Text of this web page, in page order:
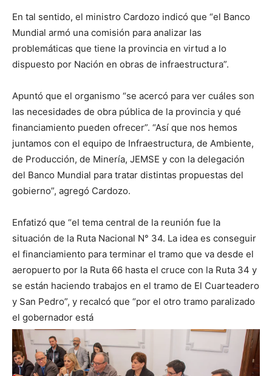
En tal sentido, el ministro Cardozo indicó que “el Banco
Mundial armó una comisión para analizar las
problemáticas que tiene la provincia en virtud a lo
dispuesto por Nación en obras de infraestructura”.
Apuntó que el organismo “se acercó para ver cuáles son
las necesidades de obra pública de la provincia y qué
financiamiento pueden ofrecer”. “Así que nos hemos
juntamos con el equipo de Infraestructura, de Ambiente,
de Producción, de Minería, JEMSE y con la delegación
del Banco Mundial para tratar distintas propuestas del
gobierno”, agregó Cardozo.
Enfatizó que “el tema central de la reunión fue la
situación de la Ruta Nacional N° 34. La idea es conseguir
el financiamiento para terminar el tramo que va desde el
aeropuerto por la Ruta 66 hasta el cruce con la Ruta 34 y
se están haciendo trabajos en el tramo de El Cuarteadero
y San Pedro”, y recalcó que “por el otro tramo paralizado
el gobernador está